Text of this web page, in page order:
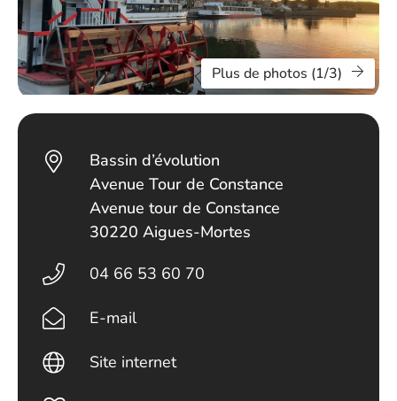
Plus de photos (1/3)
Bassin d’évolution
Avenue Tour de Constance
Avenue tour de Constance
30220 Aigues-Mortes
04 66 53 60 70
E-mail
Site internet